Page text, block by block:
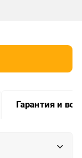
Гарантия и